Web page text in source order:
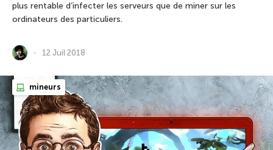
plus rentable d’infecter les serveurs que de miner sur les
ordinateurs des particuliers.
12 Juil 2018
mineurs